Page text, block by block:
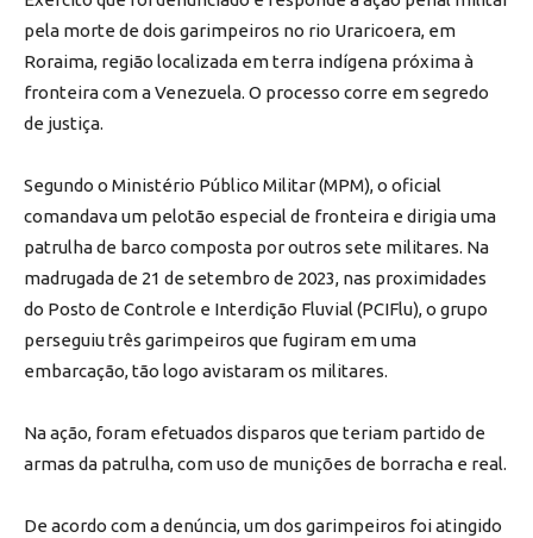
pela morte de dois garimpeiros no rio Uraricoera, em
Roraima, região localizada em terra indígena próxima à
fronteira com a Venezuela. O processo corre em segredo
de justiça.
Segundo o Ministério Público Militar (MPM), o oficial
comandava um pelotão especial de fronteira e dirigia uma
patrulha de barco composta por outros sete militares. Na
madrugada de 21 de setembro de 2023, nas proximidades
do Posto de Controle e Interdição Fluvial (PCIFlu), o grupo
perseguiu três garimpeiros que fugiram em uma
embarcação, tão logo avistaram os militares.
Na ação, foram efetuados disparos que teriam partido de
armas da patrulha, com uso de munições de borracha e real.
De acordo com a denúncia, um dos garimpeiros foi atingido